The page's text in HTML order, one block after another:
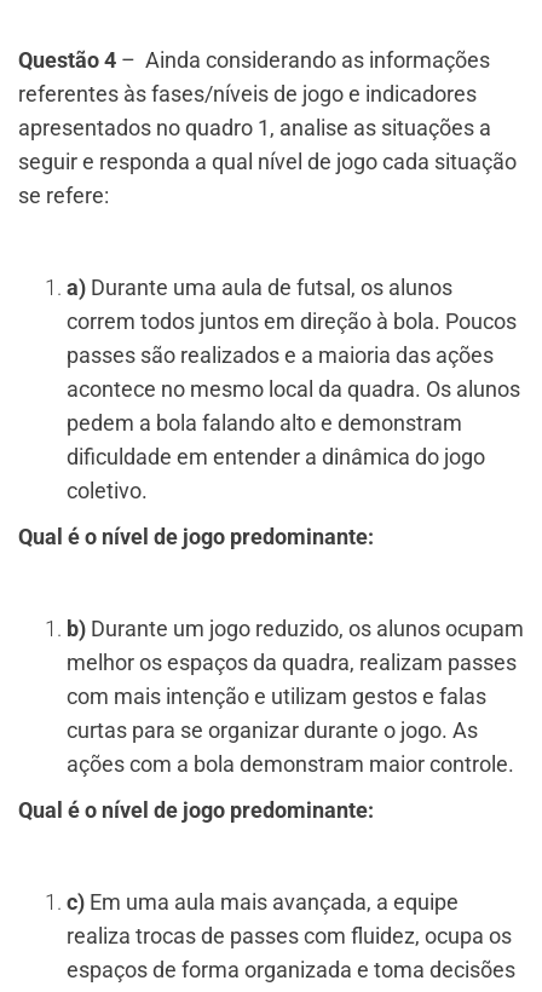
Questão 4 – Ainda considerando as informações
referentes às fases/níveis de jogo e indicadores
apresentados no quadro 1, analise as situações a
seguir e responda a qual nível de jogo cada situação
se refere:
a) Durante uma aula de futsal, os alunos
correm todos juntos em direção à bola. Poucos
passes são realizados e a maioria das ações
acontece no mesmo local da quadra. Os alunos
pedem a bola falando alto e demonstram
dificuldade em entender a dinâmica do jogo
coletivo.
Qual é o nível de jogo predominante:
b) Durante um jogo reduzido, os alunos ocupam
melhor os espaços da quadra, realizam passes
com mais intenção e utilizam gestos e falas
curtas para se organizar durante o jogo. As
ações com a bola demonstram maior controle.
Qual é o nível de jogo predominante:
c) Em uma aula mais avançada, a equipe
realiza trocas de passes com fluidez, ocupa os
espaços de forma organizada e toma decisões